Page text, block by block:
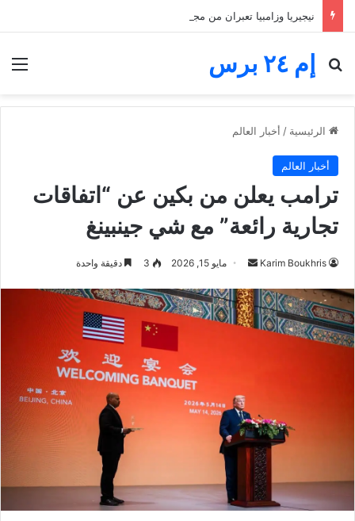
إم ٢٤ برس
بحث عن
الرئيسية / أخبار العالم
أخبار العالم
ترامب يعلن من بكين عن “اتفاقات
تجارية رائعة” مع شي جينبينغ
Karim Boukhris
أرسل
إلكترونيا
مايو 15, 2026 3 دقيقة واحدة